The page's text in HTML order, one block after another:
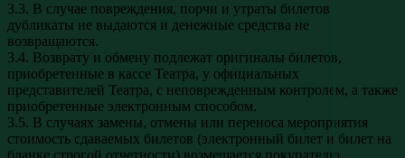
3.3. В случае повреждения, порчи и утраты билетов
дубликаты не выдаются и денежные средства не
возвращаются.
3.4. Возврату и обмену подлежат оригиналы билетов,
приобретенные в кассе Театра, у официальных
представителей Театра, с неповрежденным контролем, а также
приобретенные электронным способом.
3.5. В случаях замены, отмены или переноса мероприятия
стоимость сдаваемых билетов (электронный билет и билет на